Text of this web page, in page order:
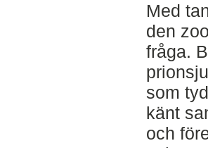
Med
den
fråga.
som
känt
och